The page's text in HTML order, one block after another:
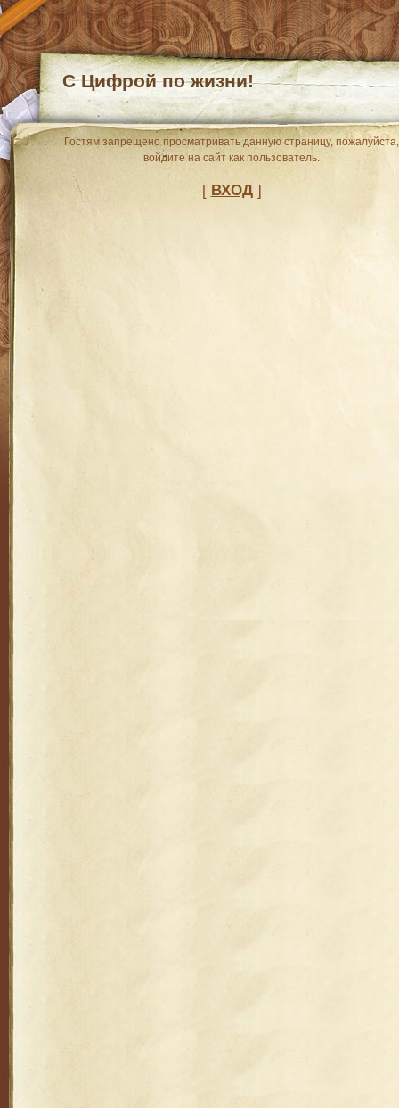
С Цифрой по жизни!
Гостям запрещено просматривать данную страницу, пожалуйста,
войдите на сайт как пользователь.
[ ВХОД]